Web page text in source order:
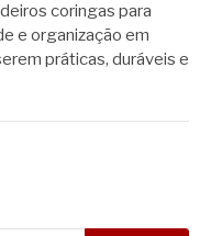
coringas para
e organização em
práticas, duráveis e